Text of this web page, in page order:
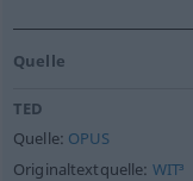
Quelle
TED
Quelle: OPUS
Originaltextquelle: WIT³